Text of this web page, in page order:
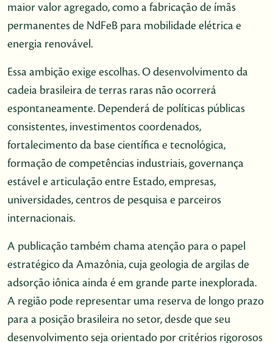
maior valor agregado, como a fabricação de ímãs
permanentes de NdFeB para mobilidade elétrica e
energia renovável.
Essa ambição exige escolhas. O desenvolvimento da
cadeia brasileira de terras raras não ocorrerá
espontaneamente. Dependerá de políticas públicas
consistentes, investimentos coordenados,
fortalecimento da base científica e tecnológica,
formação de competências industriais, governança
estável e articulação entre Estado, empresas,
universidades, centros de pesquisa e parceiros
internacionais.
A publicação também chama atenção para o papel
estratégico da Amazônia, cuja geologia de argilas de
adsorção iônica ainda é em grande parte inexplorada.
A região pode representar uma reserva de longo prazo
para a posição brasileira no setor, desde que seu
desenvolvimento seja orientado por critérios rigorosos